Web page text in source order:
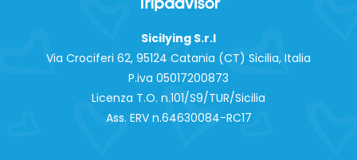
Sicilying S.r.l
Via Crociferi 62, 95124 Catania (CT) Sicilia, Italia
P.iva 0‍5017200873
Licenza T.O. n.101/S9/TUR/Sicilia
Ass. ERV n.64630084-RC17